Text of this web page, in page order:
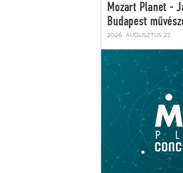
Mozart Planet -
Budapest
2026. augusztus 27.